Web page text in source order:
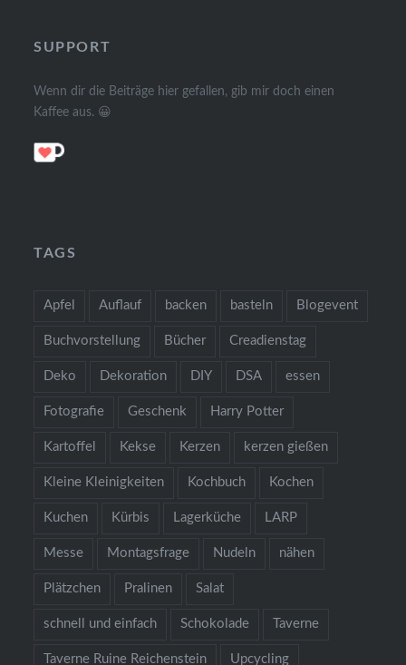
SUPPORT
Wenn dir die Beiträge hier gefallen, gib mir doch einen
Kaffee aus. 😀
TAGS
Apfel Auflauf backen basteln Blogevent
Buchvorstellung Bücher Creadienstag
Deko Dekoration DIY DSA essen
Fotografie Geschenk Harry Potter
Kartoffel Kekse Kerzen kerzen gießen
Kleine Kleinigkeiten Kochbuch Kochen
Kuchen Kürbis Lagerküche LARP
Messe Montagsfrage Nudeln nähen
Plätzchen Pralinen Salat
schnell und einfach Schokolade Taverne
Taverne Ruine Reichenstein Upcycling